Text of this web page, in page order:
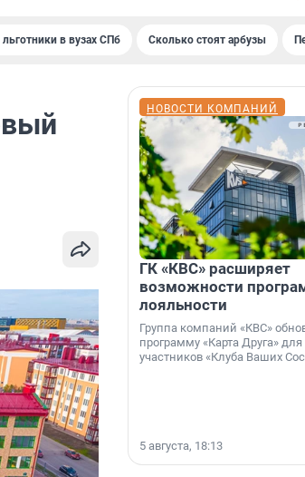
в вузах СПб Сколько стоят арбузы
НОВОСТИ КОМПАНИЙ
ГК «КВС» расширяет
возможности
лояльности
Группа компаний «КВС»
программу «Карта Друга» для
участников «Клуба Ваших
5 августа, 18:13